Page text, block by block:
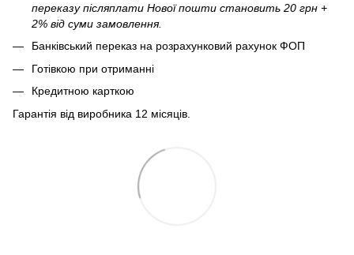
переказу післяплати Нової пошти становить 20 грн +
2% від суми замовлення.
Банківський переказ на розрахунковий рахунок ФОП
Готівкою при отриманні
Кредитною карткою
Гарантія від виробника 12 місяців.